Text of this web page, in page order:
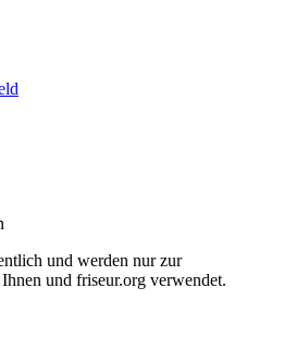
und werden nur zur
und friseur.org verwendet.